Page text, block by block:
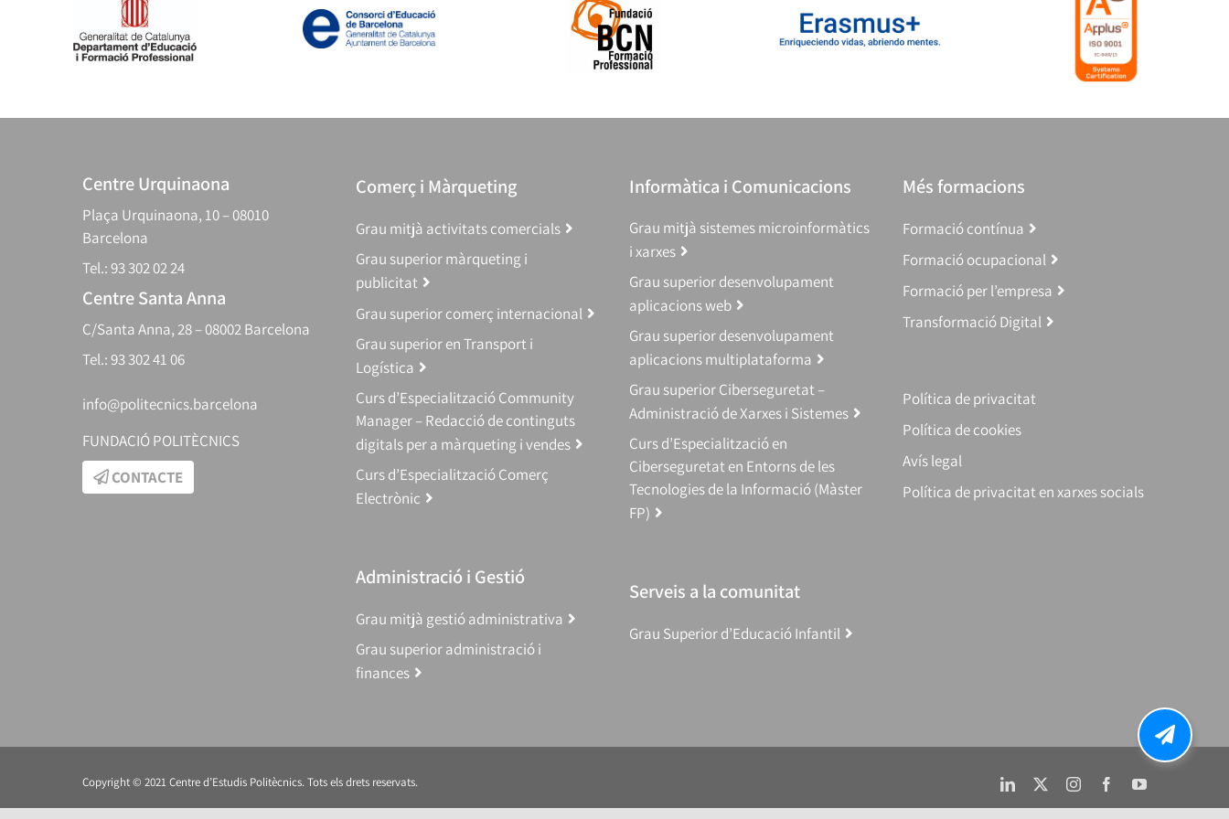
Centre Urquinaona
Plaça Urquinaona, 10 – 08010
Barcelona
Tel.: 93 302 02 24
Centre Santa Anna
C/Santa Anna, 28 – 08002 Barcelona
Tel.: 93 302 41 06
info@politecnics.barcelona
FUNDACIÓ POLITÈCNICS
CONTACTE
Comerç i Màrqueting
Grau mitjà activitats comercials
Grau superior màrqueting i
publicitat
Grau superior comerç internacional
Grau superior en Transport i
Logística
Curs d’Especialització Community
Manager – Redacció de continguts
digitals per a màrqueting i vendes
Curs d’Especialització Comerç
Electrònic
Administració i Gestió
Grau mitjà gestió administrativa
Grau superior administració i
finances
Informàtica i Comunicacions
Grau mitjà sistemes microinformàtics
i xarxes
Grau superior desenvolupament
aplicacions web
Grau superior desenvolupament
aplicacions multiplataforma
Grau superior Ciberseguretat –
Administració de Xarxes i Sistemes
Curs d’Especialització en
Ciberseguretat en Entorns de les
Tecnologies de la Informació (Màster
FP)
Serveis a la comunitat
Grau Superior d’Educació Infantil
Més formacions
Formació contínua
Formació ocupacional
Formació per l’empresa
Transformació Digital
Política de privacitat
Política de cookies
Avís legal
Política de privacitat en xarxes socials
Copyright © 2021 Centre d’Estudis Politècnics. Tots els drets reservats. LinkedIn InstagramFacebookYouTube